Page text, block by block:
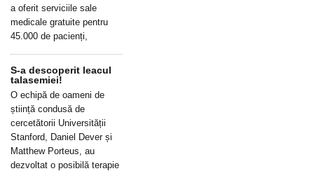
a oferit serviciile sale
medicale gratuite pentru
45.000 de pacienți,
S-a descoperit leacul
talasemiei!
O echipă de oameni de
știință condusă de
cercetătorii Universității
Stanford, Daniel Dever și
Matthew Porteus, au
dezvoltat o posibilă terapie